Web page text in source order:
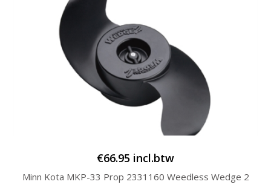
€66.95 incl.btw
Minn Kota MKP-33 Prop 2331160 Weedless Wedge 2